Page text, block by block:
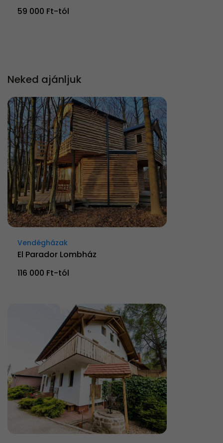
59 000 Ft-tól
Neked ajánljuk
Vendégházak
El Parador Lombház
116 000 Ft-tól